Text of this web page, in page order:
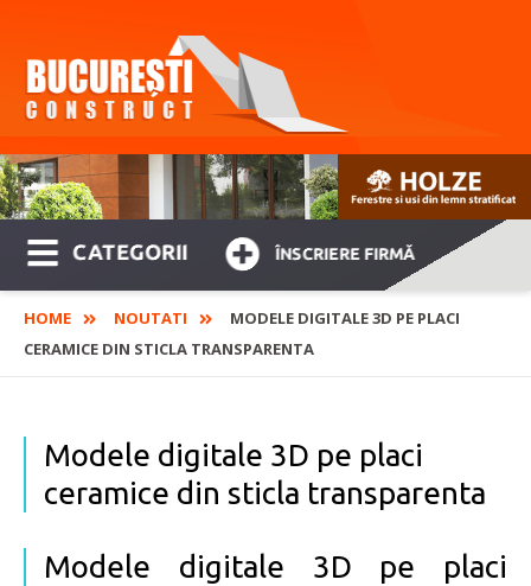
CATEGORII ÎNSCRIERE FIRMĂ
HOME NOUTATI
MODELE DIGITALE 3D PE PLACI
CERAMICE DIN STICLA TRANSPARENTA
Modele digitale 3D pe placi
ceramice din sticla transparenta
Modele digitale 3D pe placi